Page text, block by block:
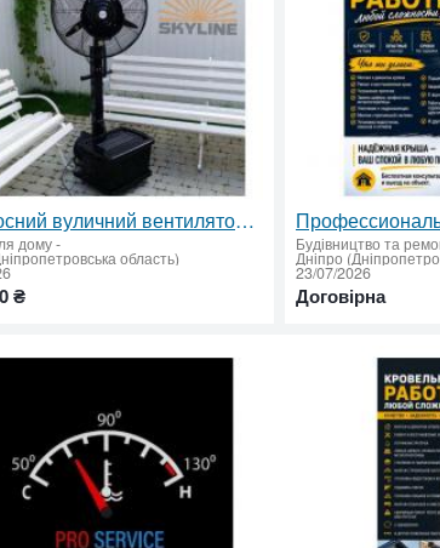
Переносний вуличний вентилятор-зволожувач з туманоутворенням
дому-
область)
₴
Будівництво та
Дніпро
23/07/2026
Договірна